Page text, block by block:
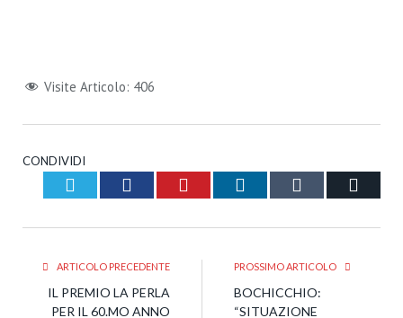
Visite Articolo: 406
CONDIVIDI
Twitter Facebook Pinterest LinkedIn Tumblr
ARTICOLO PRECEDENTE
IL PREMIO LA PERLA
PER IL 60.MO ANNO
PROSSIMO ARTICOLO
BOCHICCHIO:
“SITUAZIONE